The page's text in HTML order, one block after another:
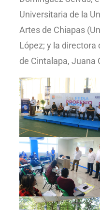
Universitaria de la
Artes de Chiapas
López; y la
de Cintalapa, Juana